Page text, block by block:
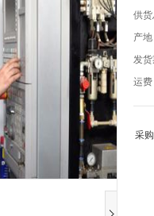
供
产地
发
运费
采